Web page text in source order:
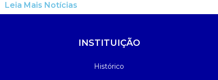
Leia Mais Notícias
INSTITUIÇÃO
Histórico